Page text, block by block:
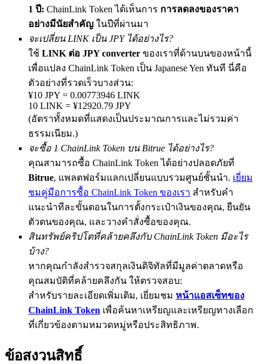
Precious Metals Trading Carnival
Trade Gold & Silver · 33,333 USDT Bonus
USDT New User Exclusive 10% APR
USDT Flexible Staking | Daily Rewards
New Listing Futures Fest
Trade New Futures, Win 200,000 USDT
Crypto World Cup 2026: Grand Finale
77,777+3k Rewards
1 ปี: ChainLink Token ได้เห็นการ การลดลงของราคา
อย่างมีนัยสำคัญ ในปีที่ผ่านมา
จะเปลี่ยน LINK เป็น JPY ได้อย่างไร?
ใช้ LINK ต่อ JPY converter ของเราที่ด้านบนของหน้านี้
เพื่อแปลง ChainLink Token เป็น Japanese Yen ทันที นี่คือ
ตัวอย่างที่รวดเร็วบางส่วน:
¥10 JPY = 0.00773946 LINK
10 LINK = ¥12920.79 JPY
(อัตราทั้งหมดที่แสดงเป็นประมาณการและไม่รวมค่า
ธรรมเนียม.)
จะซื้อ 1 ChainLink Token บน Bitrue ได้อย่างไร?
คุณสามารถซื้อ ChainLink Token ได้อย่างปลอดภัยที่
Bitrue, แพลตฟอร์มแลกเปลี่ยนแบบรวมศูนย์ชั้นนำ. เยี่ยม
ชมคู่มือการซื้อ ChainLink Token ของเรา สำหรับคำ
แนะนำทีละขั้นตอนในการตั้งกระเป๋าเงินของคุณ, ยืนยัน
ตัวตนของคุณ, และวางคำสั่งซื้อของคุณ.
สินทรัพย์คริปโตที่คล้ายคลึงกับ ChainLink Token มีอะไร
บ้าง?
หากคุณกำลังสำรวจสกุลเงินดิจิทัลที่มีมูลค่าตลาดหรือ
คุณสมบัติที่คล้ายคลึงกัน ให้ตรวจสอบ:
สำหรับรายละเอียดเพิ่มเติม, เยี่ยมชม หน้าแอสเซ็ทของ
ChainLink Token เพื่อค้นหาเหรียญและเหรียญทางเลือก
ที่เกี่ยวข้องตามหมวดหมู่หรือประสิทธิภาพ.
ข้อสงวนสิทธิ์